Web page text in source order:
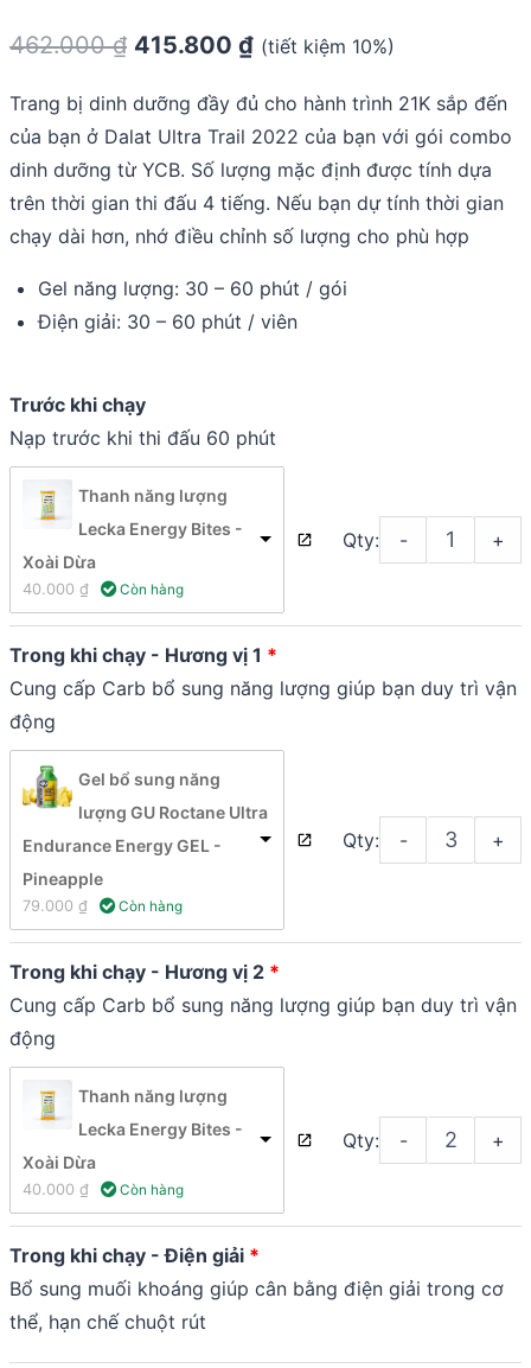
out
462.000₫ 415.800 ₫ (tiết kiệm 10%)
Trang bị dinh dưỡng đầy đủ cho hành trình 21K sắp đến
của bạn ở Dalat Ultra Trail 2022 của bạn với gói combo
dinh dưỡng từ YCB. Số lượng mặc định được tính dựa
trên thời gian thi đấu 4 tiếng. Nếu bạn dự tính thời gian
chạy dài hơn, nhớ điều chỉnh số lượng cho phù hợp
Gel năng lượng: 30 – 60 phút / gói
Điện giải: 30 – 60 phút / viên
Trước khi chạy
Nạp trước khi thi đấu 60 phút
Thanh năng lượng
Lecka Energy Bites -
Xoài Dừa
40.000 ₫ Còn hàng
Qty: - +
Trong khi chạy - Hương vị 1
Cung cấp Carb bổ sung năng lượng giúp bạn duy trì vận
động
Gel bổ sung năng
lượng GU Roctane Ultra
Endurance Energy GEL -
Pineapple
79.000 ₫ Còn hàng
Qty: - +
Trong khi chạy - Hương vị 2
Cung cấp Carb bổ sung năng lượng giúp bạn duy trì vận
động
Thanh năng lượng
Lecka Energy Bites -
Xoài Dừa
40.000 ₫ Còn hàng
Qty: - +
Trong khi chạy - Điện giải
Bổ sung muối khoáng giúp cân bằng điện giải trong cơ
thể, hạn chế chuột rút